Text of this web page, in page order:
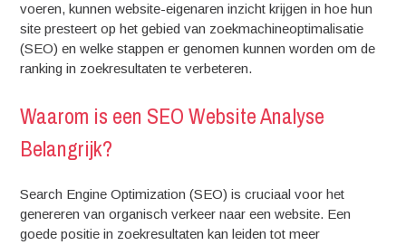
voeren, kunnen website-eigenaren inzicht krijgen in hoe hun
site presteert op het gebied van zoekmachineoptimalisatie
(SEO) en welke stappen er genomen kunnen worden om de
ranking in zoekresultaten te verbeteren.
Waarom is een SEO Website Analyse
Belangrijk?
Search Engine Optimization (SEO) is cruciaal voor het
genereren van organisch verkeer naar een website. Een
goede positie in zoekresultaten kan leiden tot meer